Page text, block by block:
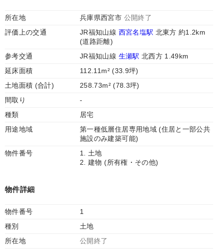
所在地 兵庫県西宮市 公開終了
評価上の交通
JR福知山線 西宮名塩駅 北東方 約1.2km
(道路距離)
参考交通
JR福知山線 生瀬駅 北西方 1.49km
延床面積
112.11m² (33.9坪)
土地面積 (合計)
258.73m² (78.3坪)
間取り
-
種類
居宅
用途地域
第一種低層住居専用地域 (住居と一部公共
施設のみ建築可能)
物件番号
1. 土地
2. 建物 (所有権・その他)
物件詳細
物件番号
1
種別
土地
所在地
公開終了